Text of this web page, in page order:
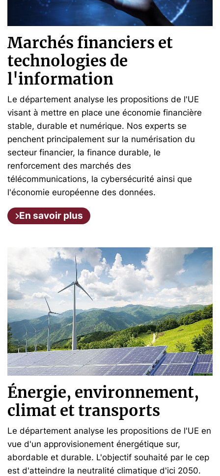
Marchés financiers et
technologies de
l'information
Le département analyse les propositions de l'UE
visant à mettre en place une économie financière
stable, durable et numérique. Nos experts se
penchent principalement sur la numérisation du
secteur financier, la finance durable, le
renforcement des marchés des
télécommunications, la cybersécurité ainsi que
l'économie européenne des données.
En savoir plus
Énergie, environnement,
climat et transports
Le département analyse les propositions de l'UE en
vue d'un approvisionement énergétique sur,
abordable et durable. L'objectif souhaité par le cep
est d'atteindre la neutralité climatique d'ici 2050.